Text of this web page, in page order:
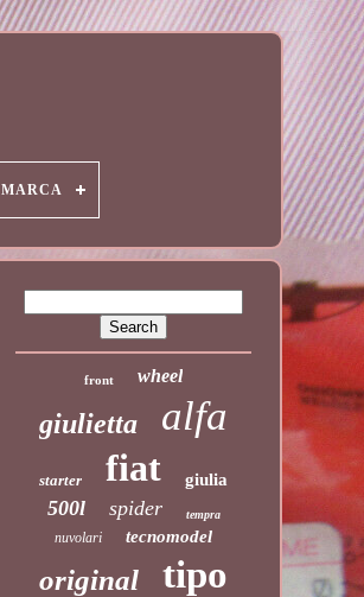
MARCA
front wheel
giulietta alfa
starter fiat giulia
500l spider tempra
nuvolari tecnomodel
original tipo